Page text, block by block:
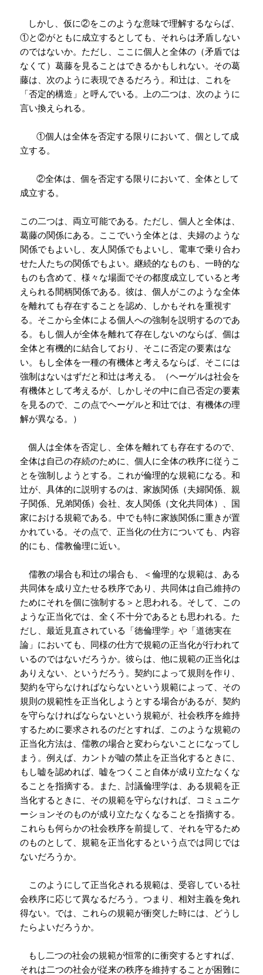
しかし、仮に②をこのような意味で理解するならば、
①と②がともに成立するとしても、それらは矛盾しない
のではないか。ただし、ここに個人と全体の（矛盾では
なくて）葛藤を見ることはできるかもしれない。その葛
藤は、次のように表現できるだろう。和辻は、これを
「否定的構造」と呼んでいる。上の二つは、次のように
言い換えられる。
①個人は全体を否定する限りにおいて、個として成
立する。
②全体は、個を否定する限りにおいて、全体として
成立する。
この二つは、両立可能である。ただし、個人と全体は、
葛藤の関係にある。 ここでいう全体とは、夫婦のような
関係でもよいし、友人関係でもよいし、電車で乗り合わ
せた人たちの関係でもよい。継続的なものも、一時的な
ものも含めて、様々な場面でその都度成立していると考
えられる間柄関係である。彼は、個人がこのような全体
を離れても存在することを認め、しかもそれを重視す
る。そこから全体による個人への強制を説明するのであ
る。もし個人が全体を離れて存在しないのならば、個は
全体と有機的に結合しており、そこに否定の要素はな
い。もし全体を一種の有機体と考えるならば、そこには
強制はないはずだと和辻は考える。（ヘーゲルは社会を
有機体として考えるが、しかしその中に自己否定の要素
を見るので、この点でヘーゲルと和辻では、有機体の理
解が異なる。）
個人は全体を否定し、全体を離れても存在するので、
全体は自己の存続のために、個人に全体の秩序に従うこ
とを強制しようとする。これが倫理的な規範になる。和
辻が、具体的に説明するのは、家族関係（夫婦関係、親
子関係、兄弟関係）会社、友人関係（文化共同体）、国
家における規範である。中でも特に家族関係に重きが置
かれている。その点で、正当化の仕方についても、内容
的にも、儒教倫理に近い。
儒教の場合も和辻の場合も、＜倫理的な規範は、ある
共同体を成り立たせる秩序であり、共同体は自己維持の
ためにそれを個に強制する＞と思われる。そして、この
ような正当化では、全く不十分であるとも思われる。た
だし、最近見直されている「徳倫理学」や「道徳実在
論」においても、同様の仕方で規範の正当化が行われて
いるのではないだろうか。彼らは、他に規範の正当化は
ありえない、というだろう。契約によって規則を作り、
契約を守らなければならないという規範によって、その
規則の規範性を正当化しようとする場合があるが、契約
を守らなければならないという規範が、社会秩序を維持
するために要求されるのだとすれば、このような規範の
正当化方法は、儒教の場合と変わらないことになってし
まう。例えば、カントが嘘の禁止を正当化するときに、
もし嘘を認めれば、嘘をつくこと自体が成り立たなくな
ることを指摘する。また、討議倫理学は、ある規範を正
当化するときに、その規範を守らなければ、コミュニケ
ーションそのものが成り立たなくなることを指摘する。
これらも何らかの社会秩序を前提して、それを守るため
のものとして、規範を正当化するという点では同じでは
ないだろうか。
このようにして正当化される規範は、受容している社
会秩序に応じて異なるだろう。つまり、相対主義を免れ
得ない。では、これらの規範が衝突した時には、どうし
たらよいだろうか。
もし二つの社会の規範が恒常的に衝突するとすれば、
それは二つの社会が従来の秩序を維持することが困難に